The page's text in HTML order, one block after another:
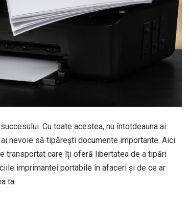
Cu toate acestea, nu întotdeauna ai
nevoie să tipărești documente importante. Aici
transportat care îți oferă libertatea de a tipări
imprimantei portabile în afaceri și de ce ar
ta.